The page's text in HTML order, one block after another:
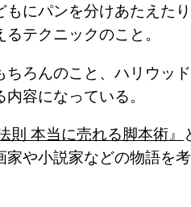
にパンを分けあたえた
テクニックのこと。
ろんのこと、ハリウッ
容になっている。
則 本当に売れる脚本術』
や小説家などの物語を